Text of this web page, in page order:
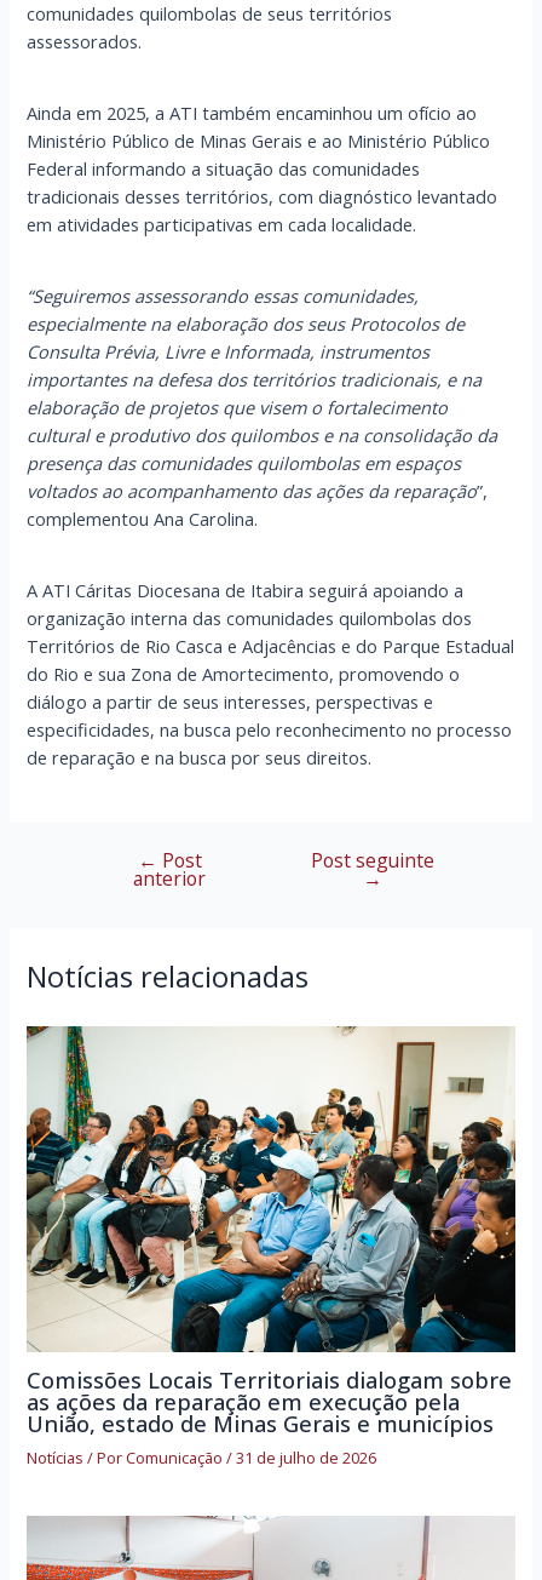
comunidades quilombolas de seus territórios
assessorados.
Ainda em 2025, a ATI também encaminhou um ofício ao
Ministério Público de Minas Gerais e ao Ministério Público
Federal informando a situação das comunidades
tradicionais desses territórios, com diagnóstico levantado
em atividades participativas em cada localidade.
“Seguiremos assessorando essas comunidades,
especialmente na elaboração dos seus Protocolos de
Consulta Prévia, Livre e Informada, instrumentos
importantes na defesa dos territórios tradicionais, e na
elaboração de projetos que visem o fortalecimento
cultural e produtivo dos quilombos e na consolidação da
presença das comunidades quilombolas em espaços
voltados ao acompanhamento das ações da reparação”,
complementou Ana Carolina.
A ATI Cáritas Diocesana de Itabira seguirá apoiando a
organização interna das comunidades quilombolas dos
Territórios de Rio Casca e Adjacências e do Parque Estadual
do Rio e sua Zona de Amortecimento, promovendo o
diálogo a partir de seus interesses, perspectivas e
especificidades, na busca pelo reconhecimento no processo
de reparação e na busca por seus direitos.
Navegação
← Post
anterior
Post seguinte
→
Notícias relacionadas
Comissões Locais Territoriais dialogam sobre
as ações da reparação em execução pela
União, estado de Minas Gerais e municípios
Notícias / PorComunicação/31 de julho de 2026